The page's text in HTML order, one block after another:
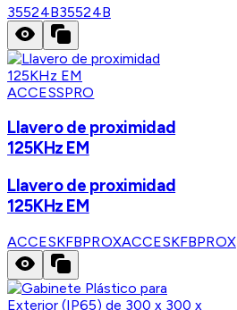
35524B35524B
ACCESSPRO
Llavero de proximidad
125KHz EM
Llavero de proximidad
125KHz EM
ACCESKFBPROXACCESKFBPROX